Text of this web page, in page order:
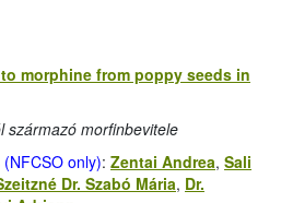
morphine from poppy seeds in
származó morfinbevitele
only): Zentai Andrea, Sali
Dr. Szabó Mária, Dr.